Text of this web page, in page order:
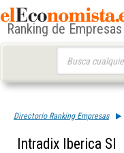
Ranking de Empresas
Directorio Ranking Empresas
Intradix Iberica Sl